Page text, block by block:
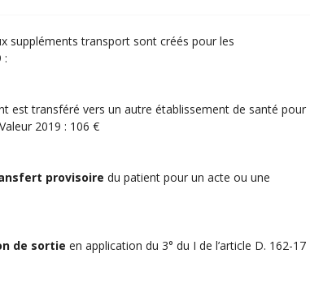
suppléments transport sont créés pour les
:
est transféré vers un autre établissement de santé pour
2019 : 106 €
provisoire du patient pour un acte ou une
de sortie en application du 3° du I de l’article D. 162-17